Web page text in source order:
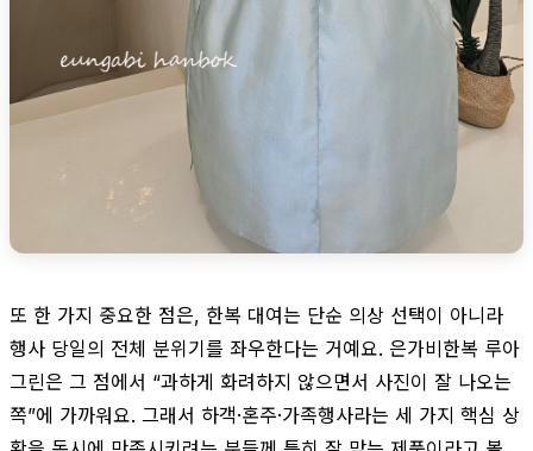
또 한 가지 중요한 점은, 한복 대여는 단순 의상 선택이 아니라
행사 당일의 전체 분위기를 좌우한다는 거예요. 은가비한복 루아
그린은 그 점에서 “과하게 화려하지 않으면서 사진이 잘 나오는
쪽”에 가까워요. 그래서 하객·혼주·가족행사라는 세 가지 핵심 상